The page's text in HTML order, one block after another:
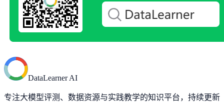
DataLearner AI
专注大模型评测、数据资源与实践教学的知识平台，持续更新